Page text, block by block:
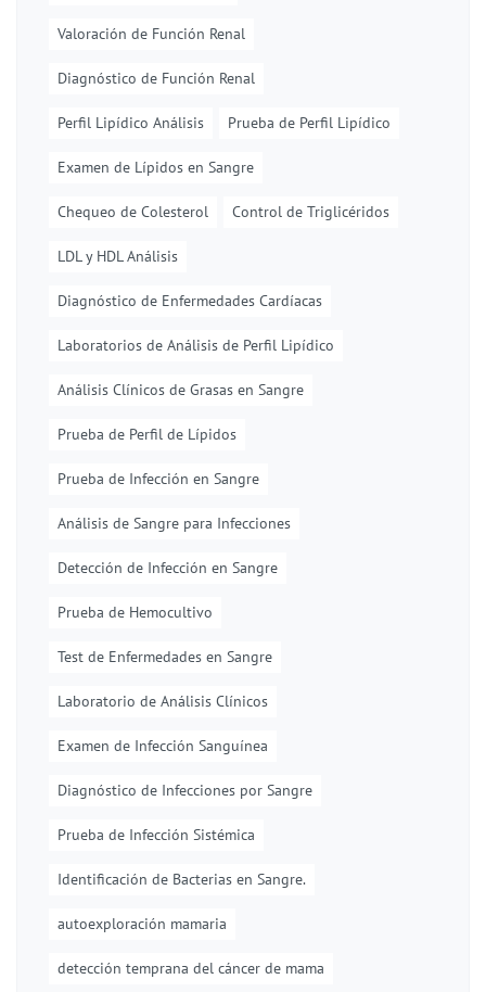
Valoración de Función Renal
Diagnóstico de Función Renal
Perfil Lipídico Análisis Prueba de Perfil Lipídico
Examen de Lípidos en Sangre
Chequeo de Colesterol Control de Triglicéridos
LDL y HDL Análisis
Diagnóstico de Enfermedades Cardíacas
Laboratorios de Análisis de Perfil Lipídico
Análisis Clínicos de Grasas en Sangre
Prueba de Perfil de Lípidos
Prueba de Infección en Sangre
Análisis de Sangre para Infecciones
Detección de Infección en Sangre
Prueba de Hemocultivo
Test de Enfermedades en Sangre
Laboratorio de Análisis Clínicos
Examen de Infección Sanguínea
Diagnóstico de Infecciones por Sangre
Prueba de Infección Sistémica
Identificación de Bacterias en Sangre.
autoexploración mamaria
detección temprana del cáncer de mama